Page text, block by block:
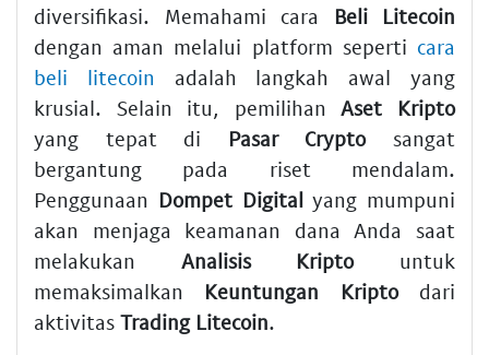
diversifikasi. Memahami cara
Beli Litecoin
dengan aman melalui platform seperti cara
beli litecoin adalah langkah awal yang
krusial. Selain itu, pemilihanAset Kripto
yang tepat di Pasar Cryptosangat
bergantung pada riset mendalam.
Penggunaan Dompet Digitalyang mumpuni
akan menjaga keamanan dana Anda saat
melakukan Analisis Kriptountuk
memaksimalkan Keuntungan Kriptodari
aktivitas Trading Litecoin.